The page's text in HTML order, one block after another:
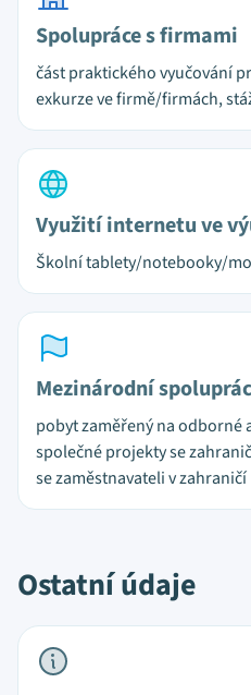
Spolupráce s firmami
část praktického vyučování
exkurze ve firmě/firmách,
Využití internetu ve
Školní tablety/notebooky/
Mezinárodní
pobyt zaměřený na odborné
společné projekty se
se zaměstnavateli v zahraničí
Ostatní údaje